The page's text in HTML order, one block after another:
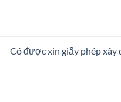
Có được xin giấy phép